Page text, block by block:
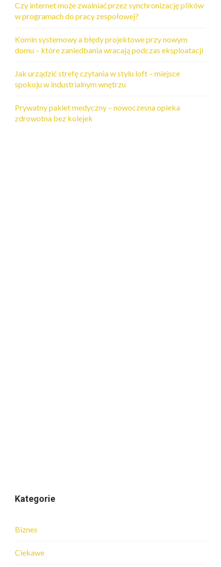
Czy internet może zwalniać przez synchronizację plików
w programach do pracy zespołowej?
Komin systemowy a błędy projektowe przy nowym
domu – które zaniedbania wracają podczas eksploatacji
Jak urządzić strefę czytania w stylu loft – miejsce
spokoju w industrialnym wnętrzu
Prywatny pakiet medyczny – nowoczesna opieka
zdrowotna bez kolejek
Kategorie
Biznes
Ciekawe